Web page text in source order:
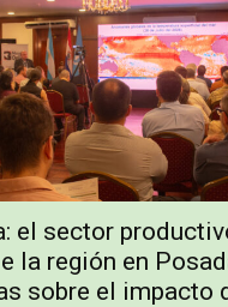
el sector
la región en
sobre el impacto